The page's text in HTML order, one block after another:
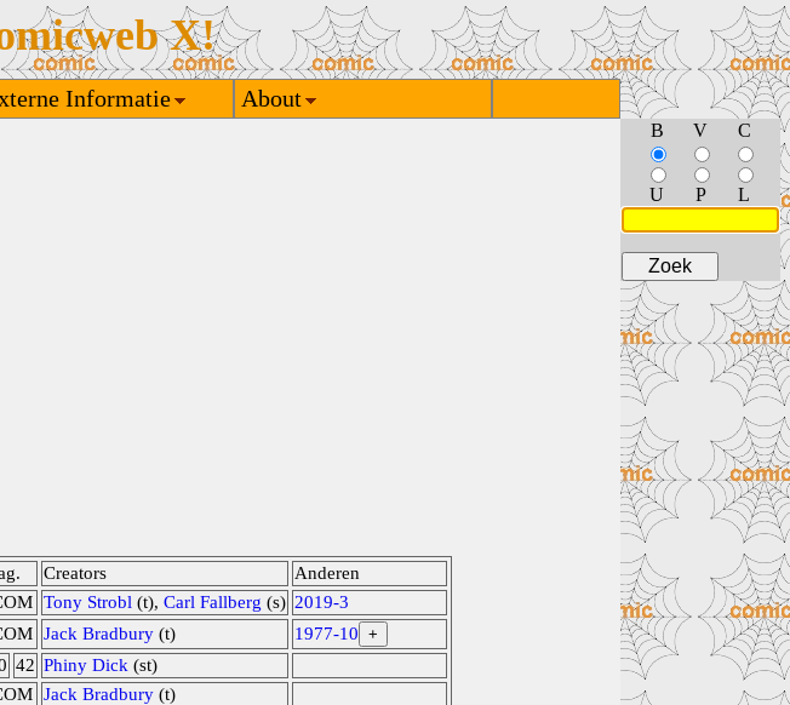
X!
Informatie About
Creators
Anderen
Tony Strobl (t), Carl Fallberg (s) 2019-3
Jack Bradbury (t) 1977-10 +
42 Phiny Dick (st)
Jack Bradbury (t)
B V C
U P L